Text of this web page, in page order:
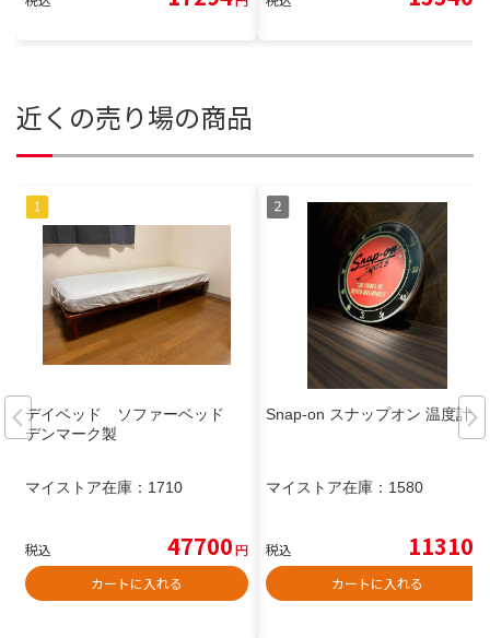
近くの売り場の商品
デイベッド ソファーベッド
デンマーク製
マイストア在庫： 1710
税込 47700円
カートに入れる
Snap-on スナップオン 温度計
マイストア在庫： 1580
税込 11310
カートに入れる